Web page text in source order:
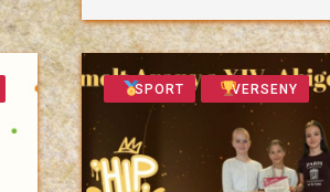
SPORT VERSENY